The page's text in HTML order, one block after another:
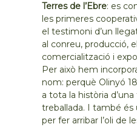
Terres de l’Ebre: es
les primeres
el testimoni d’un
al conreu, producció,
comercialització i
Per això hem
nom: perquè Olinyó
a tota la història
treballada. I també
per fer arribar l’oli de